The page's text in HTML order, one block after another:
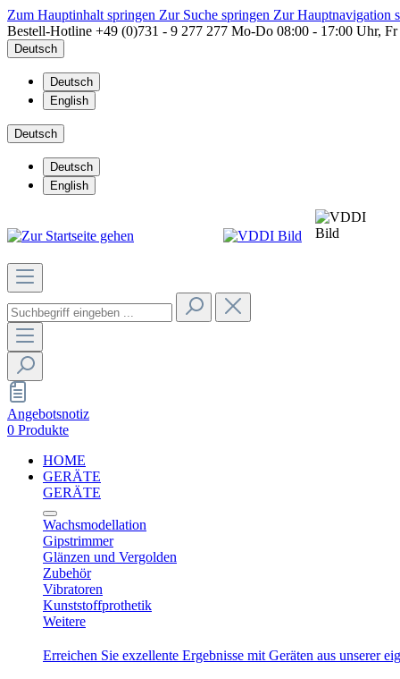
Zum Hauptinhalt springen Zur Suche springen Zur Hauptnavigation
Bestell-Hotline +49 (0)731 - 9 277 277 Mo-Do 08:00 - 17:00 Uhr,
Deutsch
Deutsch
English
Deutsch
Deutsch
English
Angebotsnotiz
0 Produkte
HOME
GERÄTE
GERÄTE
Wachsmodellation
Gipstrimmer
Glänzen und Vergolden
Zubehör
Vibratoren
Kunststoffprothetik
Weitere
Erreichen Sie exzellente Ergebnisse mit Geräten aus unserer